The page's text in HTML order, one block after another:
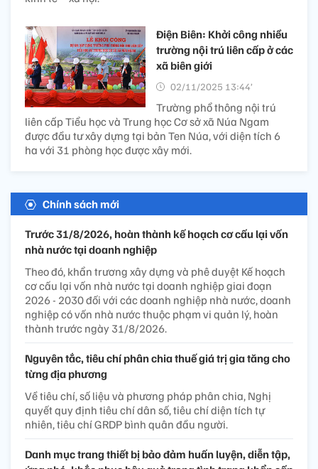
Điện Biên: Khởi công nhiều
trường nội trú liên cấp ở các
xã biên giới
02/11/2025 13:44’
Trường phổ thông nội trú
liên cấp Tiểu học và Trung học Cơ sở xã Núa Ngam
được đầu tư xây dựng tại bản Ten Núa, với diện tích 6
ha với 31 phòng học được xây mới.
Chính sách mới
Trước 31/8/2026, hoàn thành kế hoạch cơ cấu lại vốn
nhà nước tại doanh nghiệp
Theo đó, khẩn trương xây dựng và phê duyệt Kế hoạch
cơ cấu lại vốn nhà nước tại doanh nghiệp giai đoạn
2026 - 2030 đối với các doanh nghiệp nhà nước, doanh
nghiệp có vốn nhà nước thuộc phạm vi quản lý, hoàn
thành trước ngày 31/8/2026.
Nguyên tắc, tiêu chí phân chia thuế giá trị gia tăng cho
từng địa phương
Về tiêu chí, số liệu và phương pháp phân chia, Nghị
quyết quy định tiêu chí dân số, tiêu chí diện tích tự
nhiên, tiêu chí GRDP bình quân đầu người.
Danh mục trang thiết bị bảo đảm huấn luyện, diễn tập,